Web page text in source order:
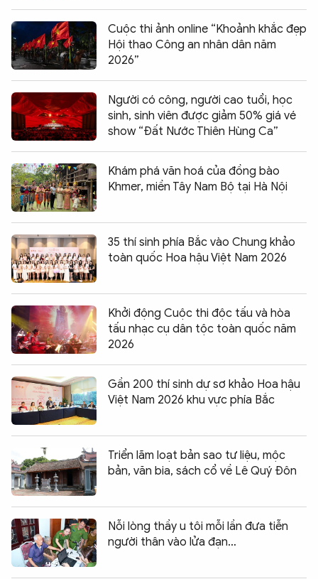
Cuộc thi ảnh online “Khoảnh khắc đẹp
Hội thao Công an nhân dân năm
2026”
Người có công, người cao tuổi, học
sinh, sinh viên được giảm 50% giá vé
show “Đất Nước Thiên Hùng Ca”
Khám phá văn hoá của đồng bào
Khmer, miền Tây Nam Bộ tại Hà Nội
35 thí sinh phía Bắc vào Chung khảo
toàn quốc Hoa hậu Việt Nam 2026
Khởi động Cuộc thi độc tấu và hòa
tấu nhạc cụ dân tộc toàn quốc năm
2026
Gần 200 thí sinh dự sơ khảo Hoa hậu
Việt Nam 2026 khu vực phía Bắc
Triển lãm loạt bản sao tư liệu, mộc
bản, văn bia, sách cổ về Lê Quý Đôn
Nỗi lòng thầy u tôi mỗi lần đưa tiễn
người thân vào lửa đạn…